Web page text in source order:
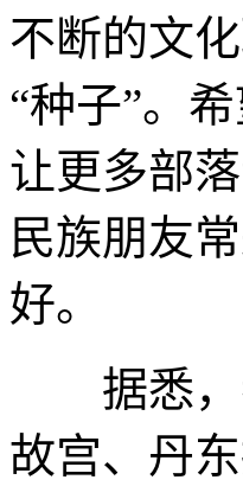
不断的文
“种子”。
让更多部
民族朋友
好。
据悉，
故宫、丹